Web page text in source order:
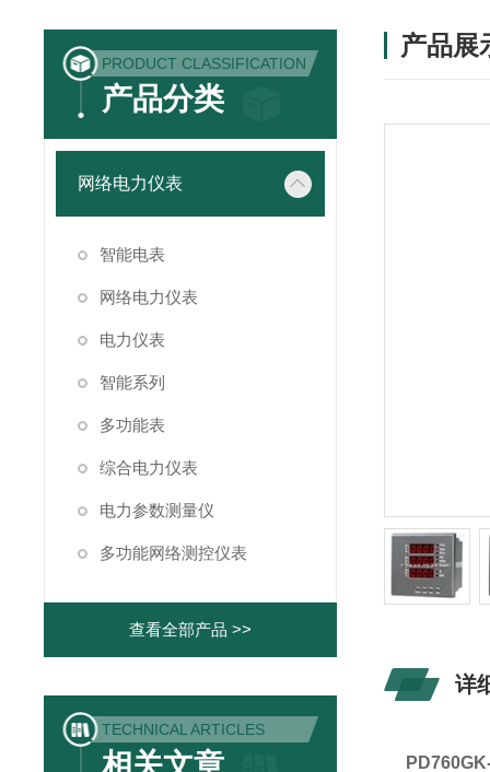
PRODUCT CLASSIFICATION
产品分类
网络电力仪表
智能电表
网络电力仪表
电力仪表
智能系列
多功能表
综合电力仪表
电力参数测量仪
多功能网络测控仪表
查看全部产品 >>
TECHNICAL ARTICLES
相关文章
产品展
详